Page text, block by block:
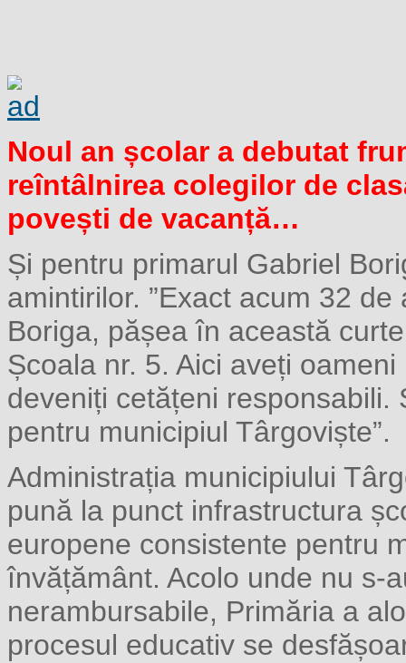
Noul an școlar a debutat
reîntâlnirea colegilor de
povești de vacanță…
Și pentru primarul Gabriel
amintirilor. ”Exact acum 32
Boriga, pășea în această
Școala nr. 5. Aici aveți
deveniți cetățeni
pentru municipiul Târgoviște”.
Administrația municipiului
pună la punct infrastructura
europene consistente pentru
învățământ. Acolo unde nu s-
nerambursabile, Primăria a
procesul educativ se